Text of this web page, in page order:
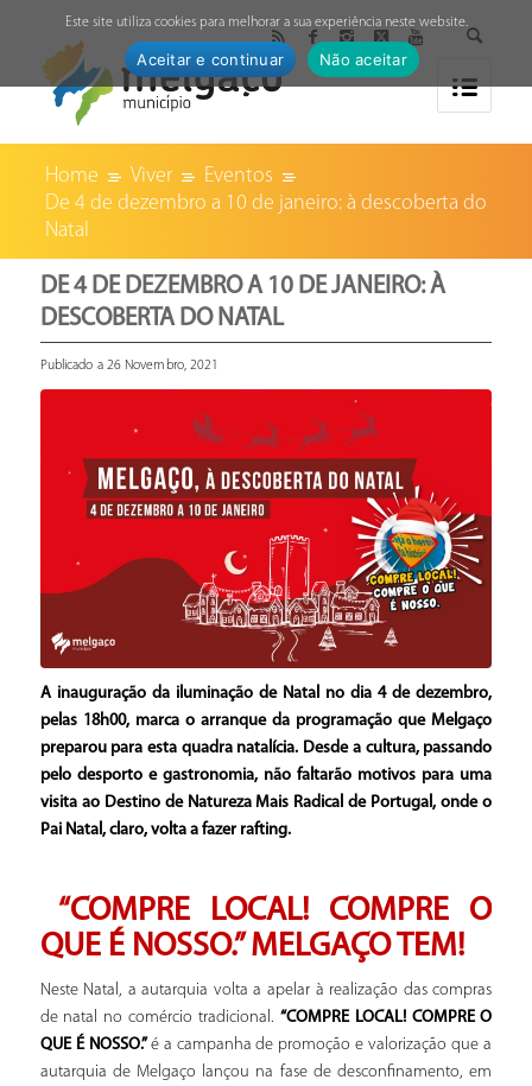
Home Viver
Eventos
De 4 de dezembro a 10 de janeiro: à descoberta do
Natal
DE 4 DE DEZEMBRO A 10 DE JANEIRO: À
DESCOBERTA DO NATAL
Publicado a 26 Novembro, 2021
A inauguração da iluminação de Natal no dia 4 de dezembro,
pelas 18h00, marca o arranque da programação que Melgaço
preparou para esta quadra natalícia. Desde a cultura, passando
pelo desporto e gastronomia, não faltarão motivos para uma
visita ao Destino de Natureza Mais Radical de Portugal, onde o
Pai Natal, claro, volta a fazer rafting.
“COMPRE LOCAL! COMPRE O
QUE É NOSSO.”MELGAÇO TEM!
Neste Natal, a autarquia volta a apelar à realização das compras
de natal no comércio tradicional. “COMPRE LOCAL! COMPRE O
QUE É NOSSO.” é a campanha de promoção e valorização que a
autarquia de Melgaço lançou na fase de desconfinamento, em
Este site utiliza cookies para melhorar a sua experiência neste website.
Aceitar e continuar Não aceitar